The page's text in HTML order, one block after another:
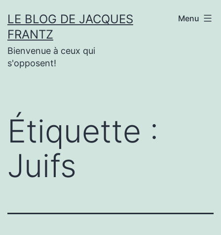
au
contenu
LE BLOG DE JACQUES
FRANTZ
Bienvenue à ceux qui
s'opposent!
Menu
Étiquette :
Juifs